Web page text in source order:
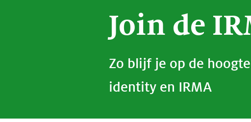
Join de
Zo blijf je op de
identity en IRMA